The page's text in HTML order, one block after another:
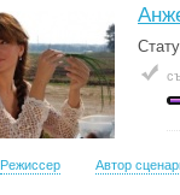
Режиссер Автор